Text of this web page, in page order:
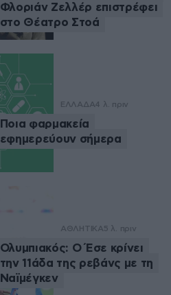
Φλοριάν Ζελλέρ επιστρέφει
στο Θέατρο Στοά
ΕΛΛΑΔΑ4 λ. πριν
Ποια φαρμακεία
εφημερεύουν σήμερα
ΑΘΛΗΤΙΚΑ5 λ. πριν
Ολυμπιακός: Ο Έσε κρίνει
την 11άδα της ρεβάνς με τη
Ναϊμέγκεν